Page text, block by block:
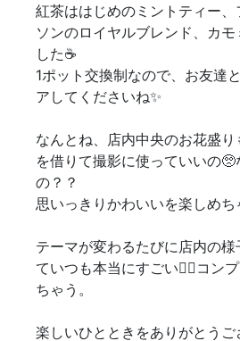
紅茶ははじめのミントティー、
ソンのロイヤルブレンド、カモ
した☕️
1ポット交換制なので、お友達
アしてくださいね✨
なんとね、店内中央のお花盛
を借りて撮影に使っていいの
の？？
思いっきりかわいいを楽しめ
テーマが変わるたびに店内の
ていつも本当にすごい😵‍💫コン
ちゃう。
楽しいひとときをありがとうご